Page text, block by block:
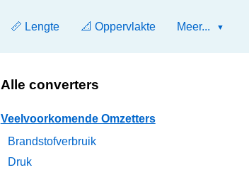
📏 Lengte 📐 Oppervlakte Meer...
Alle converters
Veelvoorkomende Omzetters
Brandstofverbruik
Druk